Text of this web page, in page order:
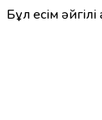
Бұл есім